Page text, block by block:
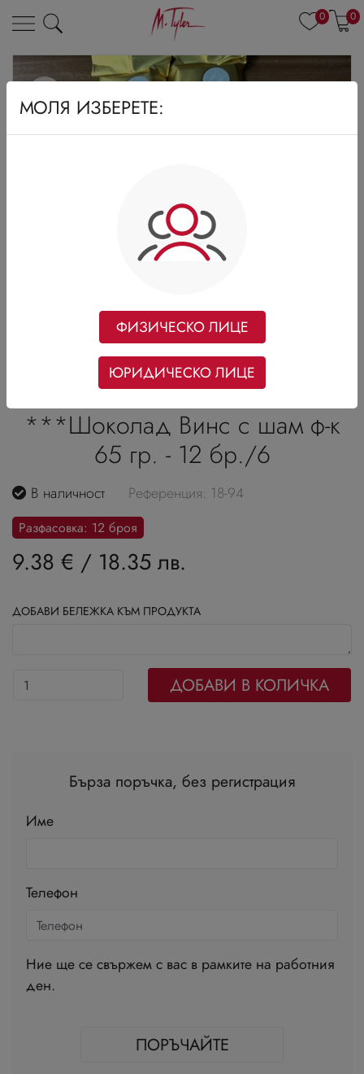
0 0
***Шоколад Винс с шам ф-к
65 гр. - 12 бр./6
В наличност Референция: 18-94
Разфасовка: 12 броя
9.38 € / 18.35 лв.
ДОБАВИ БЕЛЕЖКА КЪМ ПРОДУКТА
ДОБАВИ В КОЛИЧКА
Бърза поръчка, без регистрация
Име
Телефон
Ние ще се свържем с вас в рамките на работния
ден.
ПОРЪЧАЙТЕ
МОЛЯ ИЗБЕРЕТЕ:
ФИЗИЧЕСКО ЛИЦЕ
ЮРИДИЧЕСКО ЛИЦЕ